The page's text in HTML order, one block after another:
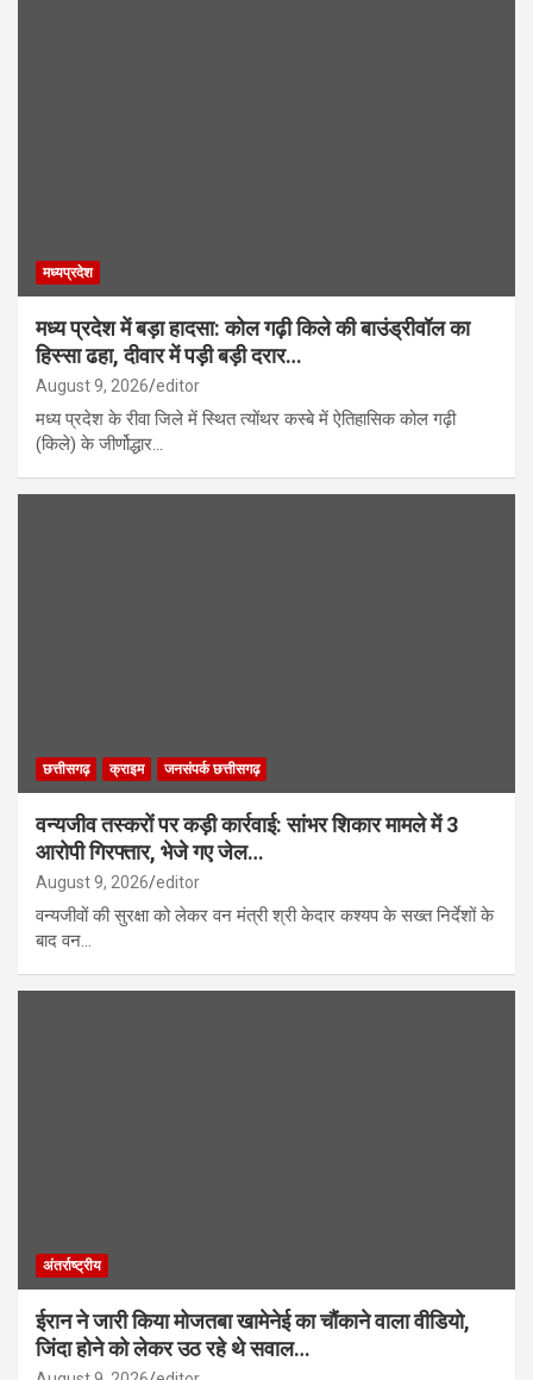
मध्यप्रदेश
मध्य प्रदेश में बड़ा हादसा: कोल गढ़ी किले की बाउंड्रीवॉल का
हिस्सा ढहा, दीवार में पड़ी बड़ी दरार…
August 9, 2026 editor
मध्य प्रदेश के रीवा जिले में स्थित त्योंथर कस्बे में ऐतिहासिक कोल गढ़ी
(किले) के जीर्णोद्धार…
छत्तीसगढ़ क्राइम जनसंपर्क छत्तीसगढ़
वन्यजीव तस्करों पर कड़ी कार्रवाई: सांभर शिकार मामले में 3
आरोपी गिरफ्तार, भेजे गए जेल…
August 9, 2026 editor
वन्यजीवों की सुरक्षा को लेकर वन मंत्री श्री केदार कश्यप के सख्त निर्देशों के
बाद वन…
अंतर्राष्ट्रीय
ईरान ने जारी किया मोजतबा खामेनेई का चौंकाने वाला वीडियो,
जिंदा होने को लेकर उठ रहे थे सवाल…